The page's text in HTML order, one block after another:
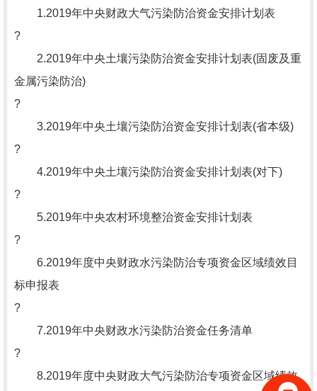
1.2019年中央财政大气污染防治资金安排计划表
?
2.2019年中央土壤污染防治资金安排计划表(固废及重
金属污染防治)
?
3.2019年中央土壤污染防治资金安排计划表(省本级)
?
4.2019年中央土壤污染防治资金安排计划表(对下)
?
5.2019年中央农村环境整治资金安排计划表
?
6.2019年度中央财政水污染防治专项资金区域绩效目
标申报表
?
7.2019年中央财政水污染防治资金任务清单
?
8.2019年度中央财政大气污染防治专项资金区域绩效